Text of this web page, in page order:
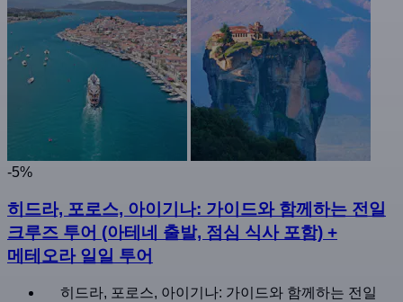
-5%
히드라, 포로스, 아이기나: 가이드와 함께하는 전일
크루즈 투어 (아테네 출발, 점심 식사 포함) +
메테오라 일일 투어
히드라, 포로스, 아이기나: 가이드와 함께하는 전일